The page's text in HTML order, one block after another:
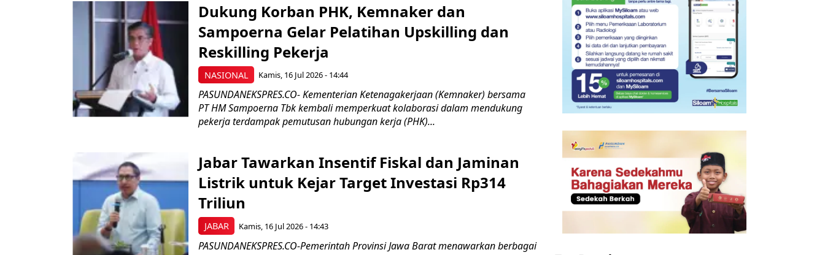
NASIONAL
Dukung Korban PHK, Kemnaker dan
Sampoerna Gelar Pelatihan Upskilling dan
Reskilling Pekerja
Kamis, 16 Jul 2026 - 14:44
PASUNDANEKSPRES.CO- Kementerian Ketenagakerjaan (Kemnaker) bersama
PT HM Sampoerna Tbk kembali memperkuat kolaborasi dalam mendukung
pekerja terdampak pemutusan hubungan kerja (PHK)...
JABAR
Jabar Tawarkan Insentif Fiskal dan Jaminan
Listrik untuk Kejar Target Investasi Rp314
Triliun
Kamis, 16 Jul 2026 - 14:43
PASUNDANEKSPRES.CO-Pemerintah Provinsi Jawa Barat menawarkan berbagai